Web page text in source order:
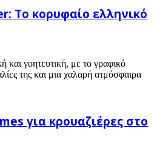
Το κορυφαίο ελληνικό
και γοητευτική, με το γραφικό
της και μια χαλαρή ατμόσφαιρα
για κρουαζιέρες στο